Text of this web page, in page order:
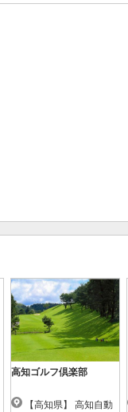
高知ゴルフ倶楽部